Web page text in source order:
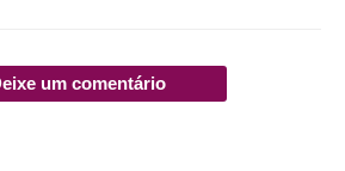
um comentário